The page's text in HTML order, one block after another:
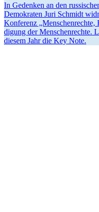
In Gedenken an den
Demokraten Juri Schmidt
Konferenz
digung der Menschen­rechte.
diesem Jahr die Key Note.